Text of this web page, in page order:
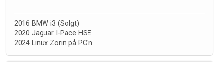
2016 BMW i3 (Solgt)
2020 Jaguar I-Pace HSE
2024 Linux Zorin på PC'n